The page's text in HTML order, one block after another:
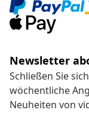
Newsletter
Schließen Sie
wöchentliche
Neuheiten von